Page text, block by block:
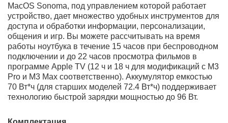
Дизайн, дисплей, звук
Внешний вид нового ноутбука Apple MacBook Pro 16''
M3 Max/16CPU/40GPU/64GB/8TB/Silver (Z1AJ0019B)
2023 года почти не изменился по сравнению с
предыдущими моделями. Единственное, что
производитель добавил, это цвет "Space Black" в самых
дорогих конфигурациях с процессорами M3 Pro и M3
Max. Все 16-дюймовые ноутбуки по-прежнему